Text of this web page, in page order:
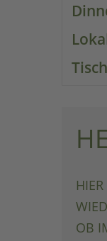
OB